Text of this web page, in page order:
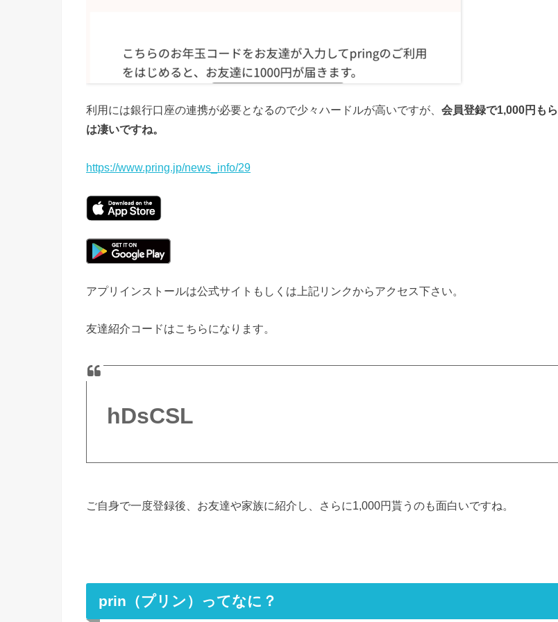
利用には銀行口座の連携が必要となるので少々ハードルが高いですが、 会員登録で1,000円も
は凄いですね。
https://www.pring.jp/news_info/29
アプリインストールは公式サイトもしくは上記リンクからアクセス下さい。
友達紹介コードはこちらになります。
hDsCSL
ご自身で一度登録後、お友達や家族に紹介し、さらに1,000円貰うのも面白いですね。
prin（プリン）ってなに？